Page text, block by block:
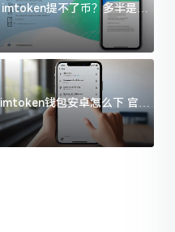
imtoken提不了币？多半是这
几件事没处理好
imtoken钱包安卓怎么下 官方
渠道避坑指南